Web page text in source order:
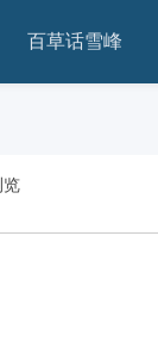
百草话雪峰
览